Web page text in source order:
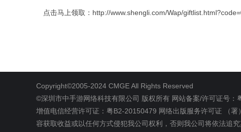
点击马上领取： http://www.shengli.com/Wap/
Copyright©2005-2024 CMGE All Rights Reserved
©深圳市中手游网络科技有限公司 版权所有 网站备案/许可证号：
增值电信经营许可证：粤B2-20150479 网络出版服务许可证 （
容获取收益或以任何方式侵犯我公司权利，否则我公司将依法追究